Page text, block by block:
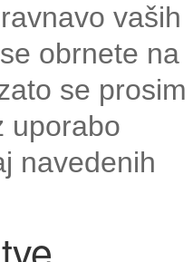
vaših
obrnete na
se prosim
uporabo
navedenih